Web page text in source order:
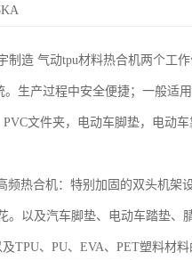
制造 气动tpu材料热合机两个工
生产过程中安全便捷；一般适
PVC文件夹，电动车脚垫，电动
频热合机：特别加固的双头机架
。以及汽车脚垫、电动车踏垫
TPU、PU、EVA、PET塑料材